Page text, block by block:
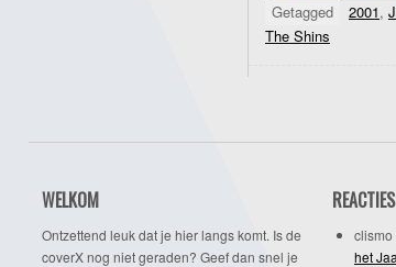
Getagged 2001,
The Shins
WELKOM
Ontzettend leuk dat je hier langs komt. Is de
coverX nog niet geraden? Geef dan snel je
REACTIES
clismo
het